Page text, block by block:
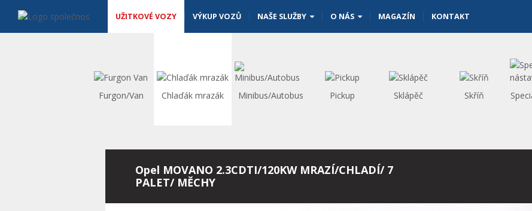
UŽITKOVÉ VOZY VÝKUP VOZŮ NAŠE SLUŽBY O NÁS MAGAZÍN KONTAKT
Furgon/Van Chlaďák mrazák Minibus/Autobus Pickup Sklápěč Skříň
Opel MOVANO 2.3CDTI/120KW MRAZÍ/CHLADÍ/ 7
PALET/ MĚCHY